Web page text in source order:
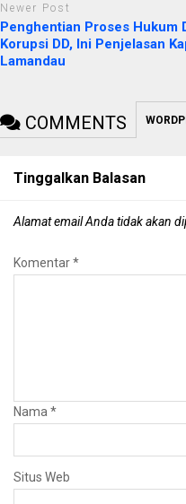
Newer Post
Penghentian Proses Hukum
Korupsi DD, Ini Penjelasan
Lamandau
COMMENTS
Tinggalkan Balasan
Alamat email Anda tidak akan
Komentar*
Nama *
Situs Web